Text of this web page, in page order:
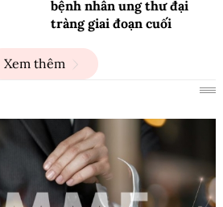
bệnh nhân ung thư đại
tràng giai đoạn cuối
Xem thêm